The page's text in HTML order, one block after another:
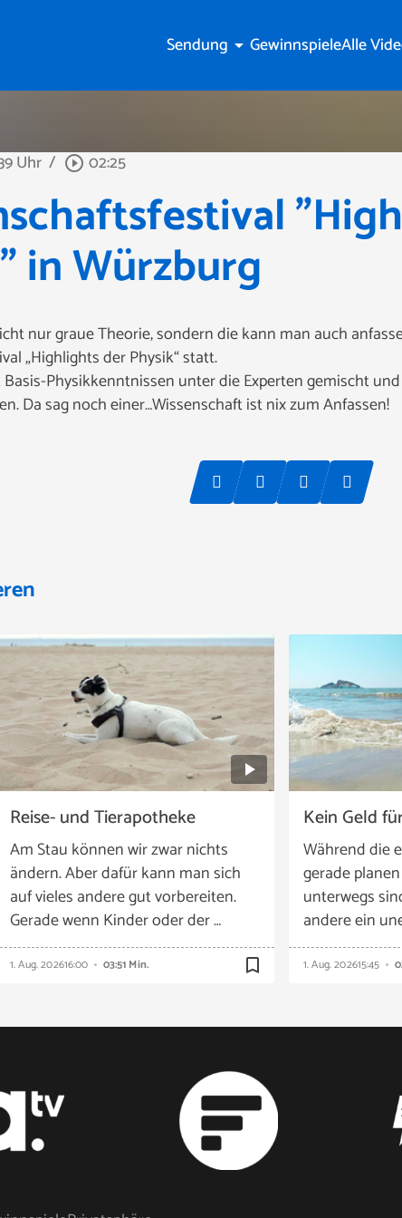
Sendung arrow_drop_down GewinnspieleAlle
Uhr / play_circle_outline 02:25
in Würzburg
nur graue Theorie, sondern die kann man auch
„Highlights der Physik“ statt.
Physikkenntnissen unter die Experten gemischt
Da sag noch einer…Wissenschaft ist nix zum Anfassen!
Reise- und Tierapotheke
Am Stau können wir zwar nichts
ändern. Aber dafür kann man sich
auf vieles andere gut vorbereiten.
Gerade wenn Kinder oder der …
1. Aug. 202616:00 03:51 Min. bookmark_border
Kein Geld
Während die
gerade
unterwegs
andere ein
1. Aug. 202615:45